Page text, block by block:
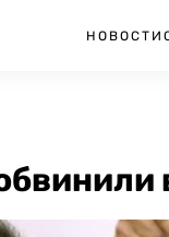
НОВОСТИ